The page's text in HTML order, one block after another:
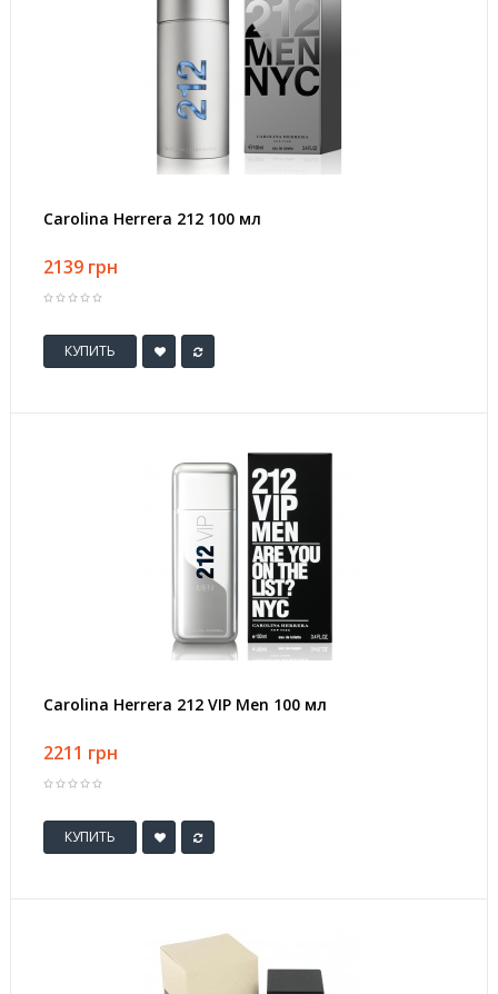
Carolina Herrera 212 100 мл
2139 грн
КУПИТЬ
Carolina Herrera 212 VIP Men 100 мл
2211 грн
КУПИТЬ